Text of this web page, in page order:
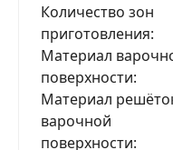
Количество зон
приготовления
Материал
поверхности
Материал
варочной
поверхности